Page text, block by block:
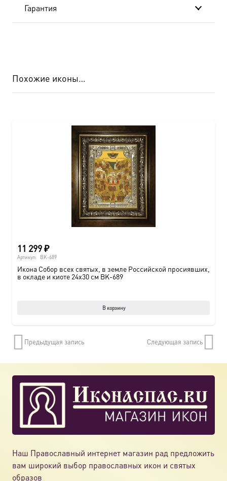
Гарантия
Похожие иконы…
11 299₽
Артикул: BK-689
Икона Собор всех святых, в земле Российской просиявших,
в окладе и киоте 24х30 см BK-689
В корзину
Предыдущая запись Следующая запись
Наш Православный интернет магазин рад предложить
вам широкий выбор православных икон и святых
образов